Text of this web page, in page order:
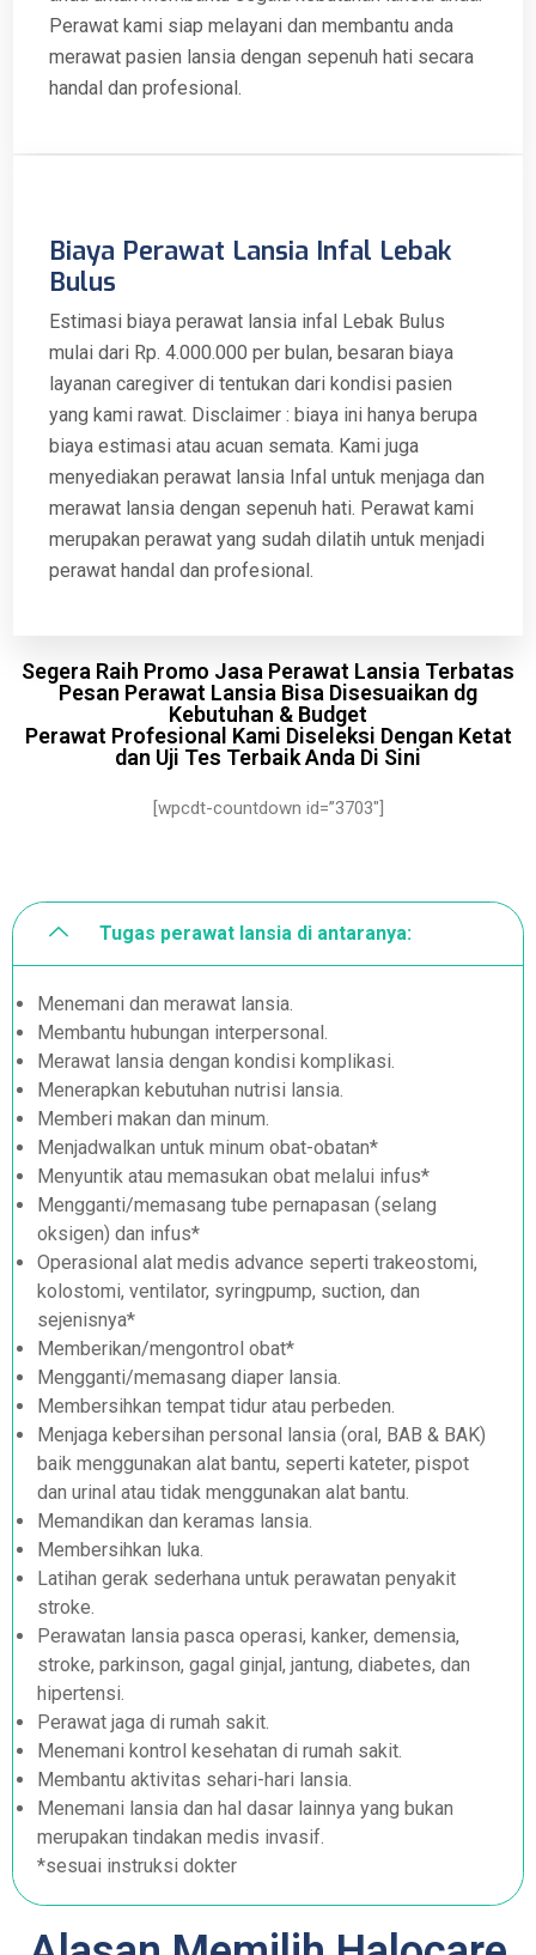
Perawat kami siap melayani dan membantu anda
merawat pasien lansia dengan sepenuh hati secara
handal dan profesional.
Biaya Perawat Lansia Infal Lebak
Bulus
Estimasi biaya perawat lansia infal Lebak Bulus
mulai dari Rp. 4.000.000 per bulan, besaran biaya
layanan caregiver di tentukan dari kondisi pasien
yang kami rawat. Disclaimer : biaya ini hanya berupa
biaya estimasi atau acuan semata. Kami juga
menyediakan perawat lansia Infal untuk menjaga dan
merawat lansia dengan sepenuh hati. Perawat kami
merupakan perawat yang sudah dilatih untuk menjadi
perawat handal dan profesional.
Segera Raih Promo Jasa Perawat Lansia Terbatas
Pesan Perawat Lansia Bisa Disesuaikan dg
Kebutuhan & Budget
Perawat Profesional Kami Diseleksi Dengan Ketat
dan Uji Tes Terbaik Anda Di Sini
[wpcdt-countdown id=”3703″]
Tugas perawat lansia di antaranya:
Menemani dan merawat lansia.
Membantu hubungan interpersonal.
Merawat lansia dengan kondisi komplikasi.
Menerapkan kebutuhan nutrisi lansia.
Memberi makan dan minum.
Menjadwalkan untuk minum obat-obatan*
Menyuntik atau memasukan obat melalui infus*
Mengganti/memasang tube pernapasan (selang
oksigen) dan infus*
Operasional alat medis advance seperti trakeostomi,
kolostomi, ventilator, syringpump, suction, dan
sejenisnya*
Memberikan/mengontrol obat*
Mengganti/memasang diaper lansia.
Membersihkan tempat tidur atau perbeden.
Menjaga kebersihan personal lansia (oral, BAB & BAK)
baik menggunakan alat bantu, seperti kateter, pispot
dan urinal atau tidak menggunakan alat bantu.
Memandikan dan keramas lansia.
Membersihkan luka.
Latihan gerak sederhana untuk perawatan penyakit
stroke.
Perawatan lansia pasca operasi, kanker, demensia,
stroke, parkinson, gagal ginjal, jantung, diabetes, dan
hipertensi.
Perawat jaga di rumah sakit.
Menemani kontrol kesehatan di rumah sakit.
Membantu aktivitas sehari-hari lansia.
Menemani lansia dan hal dasar lainnya yang bukan
merupakan tindakan medis invasif.
*sesuai instruksi dokter